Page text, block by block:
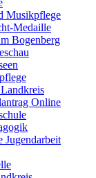
Musikpflege
Medaille
Bogenberg
Online
Jugendarbeit